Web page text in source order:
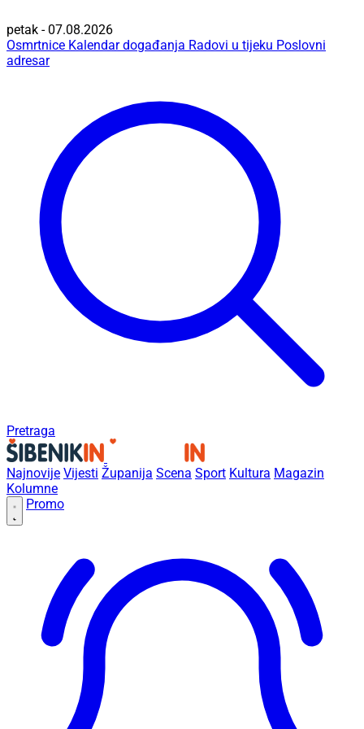
petak - 07.08.2026
Osmrtnice Kalendar događanja Radovi u tijeku Poslovni
adresar
Pretraga
Najnovije Vijesti Županija Scena Sport Kultura Magazin
Kolumne
Promo